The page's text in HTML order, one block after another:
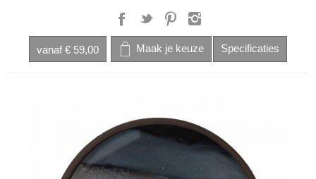
vanaf € 59,00